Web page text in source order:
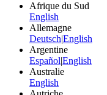
Afrique du Sud
English
Allemagne
Deutsch|English
Argentine
Español|English
Australie
English